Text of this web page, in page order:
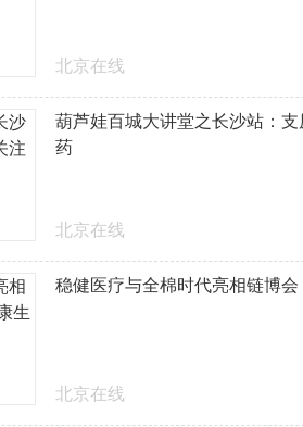
北京在线
葫芦娃百城大讲堂之长沙站：
药
北京在线
稳健医疗与全棉时代亮相链博会
北京在线